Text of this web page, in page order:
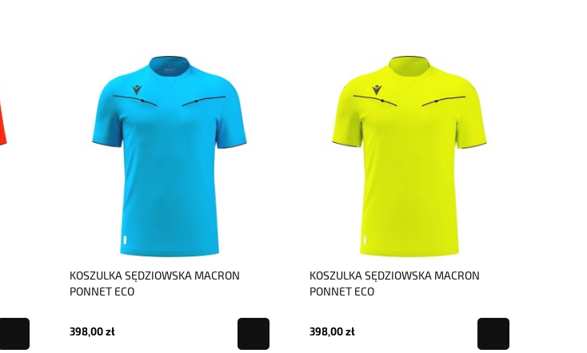
KOSZULKA SĘDZIOWSKA MACRON
PONNET ECO
398,00 zł
KOSZULKA SĘDZIOWSKA MACRON
PONNET ECO
398,00 zł